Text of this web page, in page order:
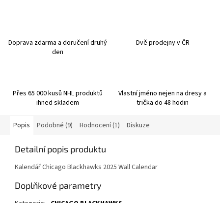
Doprava zdarma a doručení druhý
den
Dvě prodejny v ČR
Přes 65 000 kusů NHL produktů
ihned skladem
Vlastní jméno nejen na dresy a
trička do 48 hodin
Popis Podobné (9) Hodnocení (1) Diskuze
Detailní popis produktu
Kalendář Chicago Blackhawks 2025 Wall Calendar
Doplňkové parametry